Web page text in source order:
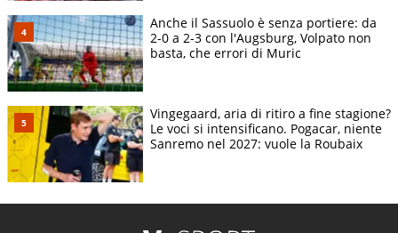
Anche il Sassuolo è senza portiere: da
2-0 a 2-3 con l'Augsburg, Volpato non
basta, che errori di Muric
Vingegaard, aria di ritiro a fine stagione?
Le voci si intensificano. Pogacar, niente
Sanremo nel 2027: vuole la Roubaix